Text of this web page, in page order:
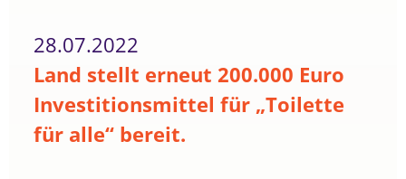
28.07.2022
Land stellt erneut 200.000 Euro
Investitionsmittel für „Toilette
für alle“ bereit.